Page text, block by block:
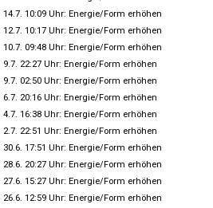
14.7. 10:09 Uhr: Energie/Form erhöhen
12.7. 10:17 Uhr: Energie/Form erhöhen
10.7. 09:48 Uhr: Energie/Form erhöhen
9.7. 22:27 Uhr: Energie/Form erhöhen
9.7. 02:50 Uhr: Energie/Form erhöhen
6.7. 20:16 Uhr: Energie/Form erhöhen
4.7. 16:38 Uhr: Energie/Form erhöhen
2.7. 22:51 Uhr: Energie/Form erhöhen
30.6. 17:51 Uhr: Energie/Form erhöhen
28.6. 20:27 Uhr: Energie/Form erhöhen
27.6. 15:27 Uhr: Energie/Form erhöhen
26.6. 12:59 Uhr: Energie/Form erhöhen